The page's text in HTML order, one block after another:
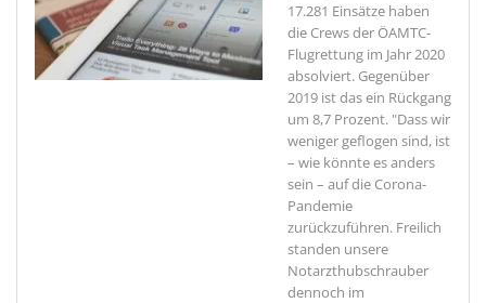
17.281 Einsätze haben
die Crews der ÖAMTC-
Flugrettung im Jahr 2020
absolviert. Gegenüber
2019 ist das ein Rückgang
um 8,7 Prozent. "Dass wir
weniger geflogen sind, ist
– wie könnte es anders
sein – auf die Corona-
Pandemie
zurückzuführen. Freilich
standen unsere
Notarzthubschrauber
dennoch im